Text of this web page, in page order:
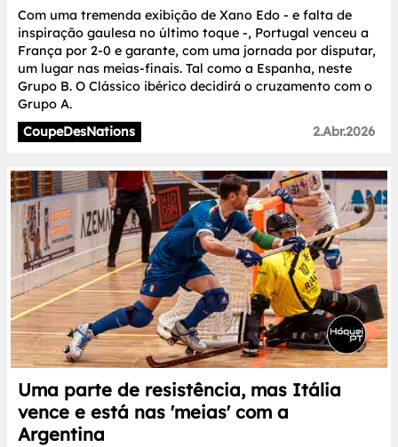
Com uma tremenda exibição de Xano Edo - e falta de
inspiração gaulesa no último toque -, Portugal venceu a
França por 2-0 e garante, com uma jornada por disputar,
um lugar nas meias-finais. Tal como a Espanha, neste
Grupo B. O Clássico ibérico decidirá o cruzamento com o
Grupo A.
CoupeDesNations
2.Abr.2026
Uma parte de resistência, mas Itália
vence e está nas 'meias' com a
Argentina